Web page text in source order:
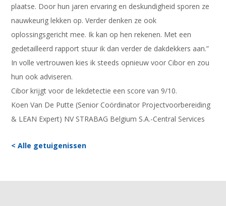
plaatse. Door hun jaren ervaring en deskundigheid sporen ze
nauwkeurig lekken op. Verder denken ze ook
oplossingsgericht mee. Ik kan op hen rekenen. Met een
gedetailleerd rapport stuur ik dan verder de dakdekkers aan.”
In volle vertrouwen kies ik steeds opnieuw voor Cibor en zou
hun ook adviseren.
Cibor krijgt voor de lekdetectie een score van 9/10.
Koen Van De Putte (Senior Coördinator Projectvoorbereiding
& LEAN Expert) NV STRABAG Belgium S.A.-Central Services
< Alle getuigenissen